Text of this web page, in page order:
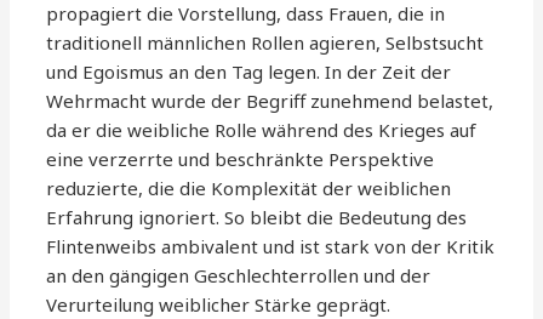
propagiert die Vorstellung, dass Frauen, die in
traditionell männlichen Rollen agieren, Selbstsucht
und Egoismus an den Tag legen. In der Zeit der
Wehrmacht wurde der Begriff zunehmend belastet,
da er die weibliche Rolle während des Krieges auf
eine verzerrte und beschränkte Perspektive
reduzierte, die die Komplexität der weiblichen
Erfahrung ignoriert. So bleibt die Bedeutung des
Flintenweibs ambivalent und ist stark von der Kritik
an den gängigen Geschlechterrollen und der
Verurteilung weiblicher Stärke geprägt.